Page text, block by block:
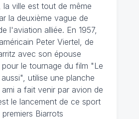
la ville est tout de même
la deuxième vague de
l'aviation alliée. En 1957,
Peter Viertel, de
avec son épouse
pour le tournage du film "Le
utilise une planche
a fait venir par avion de
le lancement de ce sport
Biarrots